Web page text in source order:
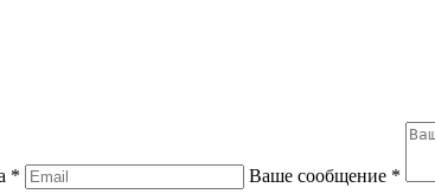
* Ваше сообщение *